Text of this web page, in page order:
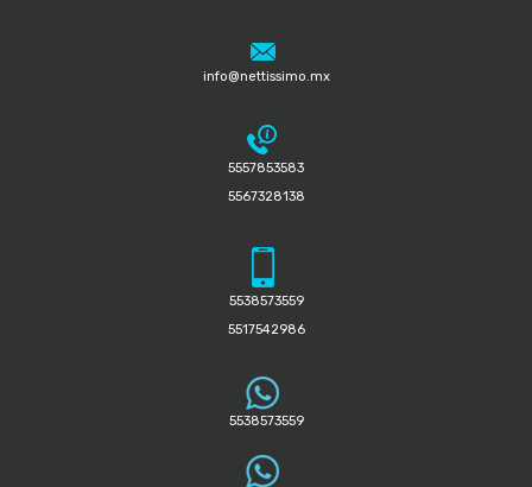
info@nettissimo.mx
5557853583
5567328138
5538573559
5517542986
5538573559